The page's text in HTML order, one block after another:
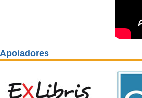
Apoiadores